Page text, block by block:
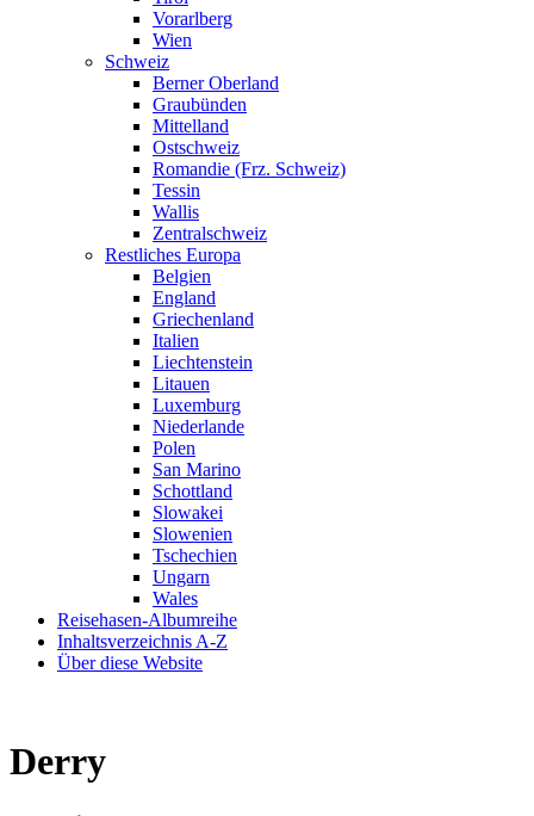
Vorarlberg
Wien
Schweiz
Berner Oberland
Graubünden
Mittelland
Ostschweiz
Romandie (Frz. Schweiz)
Tessin
Wallis
Zentralschweiz
Restliches Europa
Belgien
England
Griechenland
Italien
Liechtenstein
Litauen
Luxemburg
Niederlande
Polen
San Marino
Schottland
Slowakei
Slowenien
Tschechien
Ungarn
Wales
Reisehasen-Albumreihe
Inhaltsverzeichnis A-Z
Über diese Website
Derry